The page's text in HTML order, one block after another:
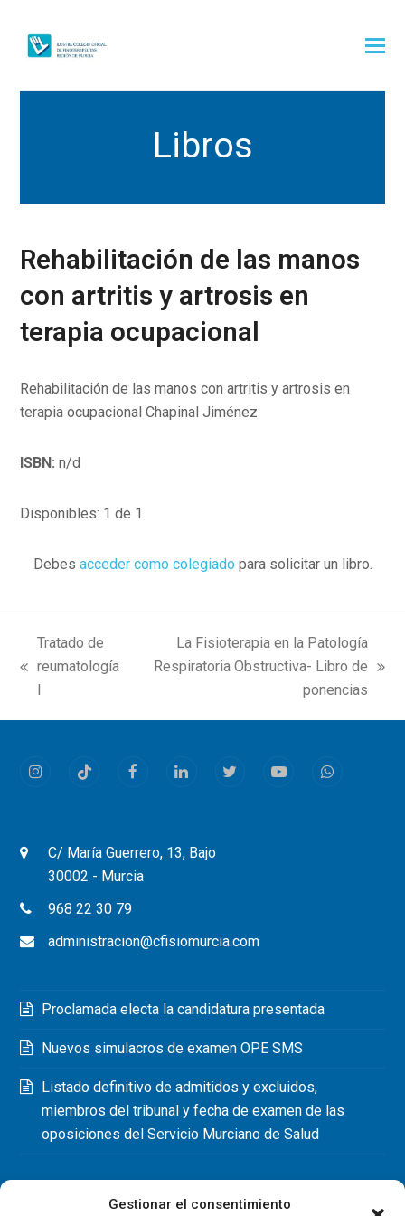
Gestionar el consentimiento
Libros
Rehabilitación de las manos
con artritis y artrosis en
terapia ocupacional
Rehabilitación de las manos con artritis y artrosis en
terapia ocupacional Chapinal Jiménez
ISBN: n/d
Disponibles: 1 de 1
Debes acceder como colegiado para solicitar un libro.
previous
post:
Tratado de
reumatología
I
next
La Fisioterapia en la Patología
Respiratoria Obstructiva- Libro de
ponencias
InstagramTiktok FacebookLinkedInTwitterYoutubeWhatsapp
C/ María Guerrero, 13, Bajo
30002 - Murcia
968 22 30 79
administracion@cfisiomurcia.com
Proclamada electa la candidatura presentada
Nuevos simulacros de examen OPE SMS
Listado definitivo de admitidos y excluidos,
miembros del tribunal y fecha de examen de las
oposiciones del Servicio Murciano de Salud